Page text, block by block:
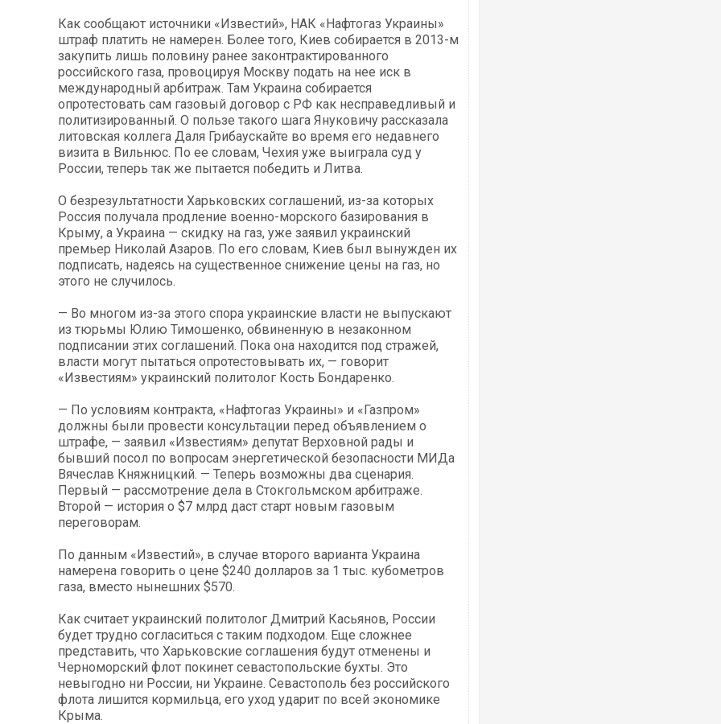
Как сообщают источники «Известий», НАК «Нафтогаз Украины»
штраф платить не намерен. Более того, Киев собирается в 2013-м
закупить лишь половину ранее законтрактированного
российского газа, провоцируя Москву подать на нее иск в
международный арбитраж. Там Украина собирается
опротестовать сам газовый договор с РФ как несправедливый и
политизированный. О пользе такого шага Януковичу рассказала
литовская коллега Даля Грибаускайте во время его недавнего
визита в Вильнюс. По ее словам, Чехия уже выиграла суд у
России, теперь так же пытается победить и Литва.
О безрезультатности Харьковских соглашений, из-за которых
Россия получала продление военно-морского базирования в
Крыму, а Украина — скидку на газ, уже заявил украинский
премьер Николай Азаров. По его словам, Киев был вынужден их
подписать, надеясь на существенное снижение цены на газ, но
этого не случилось.
— Во многом из-за этого спора украинские власти не выпускают
из тюрьмы Юлию Тимошенко, обвиненную в незаконном
подписании этих соглашений. Пока она находится под стражей,
власти могут пытаться опротестовывать их, — говорит
«Известиям» украинский политолог Кость Бондаренко.
— По условиям контракта, «Нафтогаз Украины» и «Газпром»
должны были провести консультации перед объявлением о
штрафе, — заявил «Известиям» депутат Верховной рады и
бывший посол по вопросам энергетической безопасности МИДа
Вячеслав Княжницкий. — Теперь возможны два сценария.
Первый — рассмотрение дела в Стокгольмском арбитраже.
Второй — история о $7 млрд даст старт новым газовым
переговорам.
По данным «Известий», в случае второго варианта Украина
намерена говорить о цене $240 долларов за 1 тыс. кубометров
газа, вместо нынешних $570.
Как считает украинский политолог Дмитрий Касьянов, России
будет трудно согласиться с таким подходом. Еще сложнее
представить, что Харьковские соглашения будут отменены и
Черноморский флот покинет севастопольские бухты. Это
невыгодно ни России, ни Украине. Севастополь без российского
флота лишится кормильца, его уход ударит по всей экономике
Крыма.